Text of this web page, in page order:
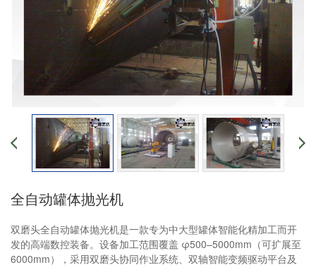
全自动罐体抛光机
双磨头全自动罐体抛光机是一款专为中大型罐体智能化精加工而开
发的高端数控装备。设备加工范围覆盖 φ500–5000mm（可扩展至
6000mm），采用双磨头协同作业系统、双轴智能变频驱动平台及